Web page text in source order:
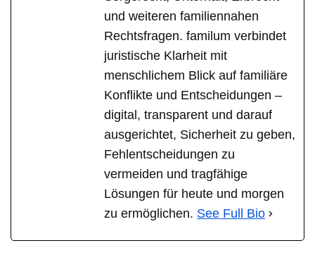
und weiteren familiennahen
Rechtsfragen. familum verbindet
juristische Klarheit mit
menschlichem Blick auf familiäre
Konflikte und Entscheidungen –
digital, transparent und darauf
ausgerichtet, Sicherheit zu geben,
Fehlentscheidungen zu
vermeiden und tragfähige
Lösungen für heute und morgen
zu ermöglichen. See Full Bio